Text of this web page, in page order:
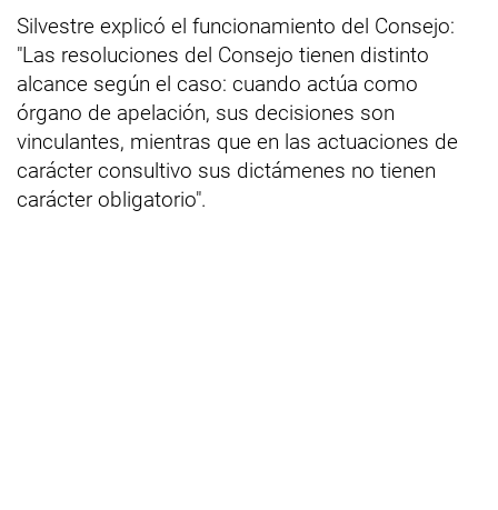
Silvestre explicó el funcionamiento del Consejo:
"Las resoluciones del Consejo tienen distinto
alcance según el caso: cuando actúa como
órgano de apelación, sus decisiones son
vinculantes, mientras que en las actuaciones de
carácter consultivo sus dictámenes no tienen
carácter obligatorio".